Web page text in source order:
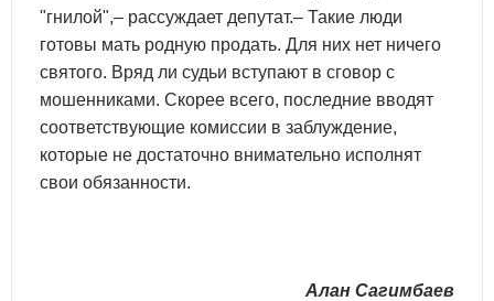
"гнилой",– рассуждает депутат.– Такие люди
готовы мать родную продать. Для них нет ничего
святого. Вряд ли судьи вступают в сговор с
мошенниками. Скорее всего, последние вводят
соответствующие комиссии в заблуждение,
которые не достаточно внимательно исполнят
свои обязанности.
Алан Сагимбаев